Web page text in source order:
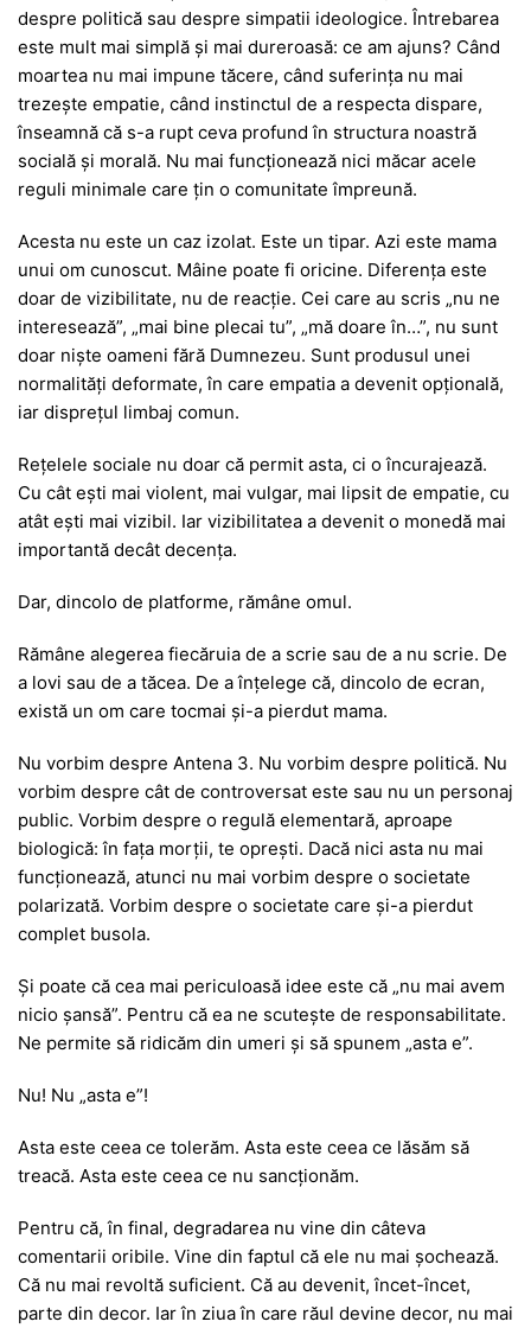
despre politică sau despre simpatii ideologice. Întrebarea
este mult mai simplă și mai dureroasă: ce am ajuns? Când
moartea nu mai impune tăcere, când suferința nu mai
trezește empatie, când instinctul de a respecta dispare,
înseamnă că s-a rupt ceva profund în structura noastră
socială și morală. Nu mai funcționează nici măcar acele
reguli minimale care țin o comunitate împreună.
Acesta nu este un caz izolat. Este un tipar. Azi este mama
unui om cunoscut. Mâine poate fi oricine. Diferența este
doar de vizibilitate, nu de reacție. Cei care au scris „nu ne
interesează”, „mai bine plecai tu”, „mă doare în…”, nu sunt
doar niște oameni fără Dumnezeu. Sunt produsul unei
normalități deformate, în care empatia a devenit opțională,
iar disprețul limbaj comun.
Rețelele sociale nu doar că permit asta, ci o încurajează.
Cu cât ești mai violent, mai vulgar, mai lipsit de empatie, cu
atât ești mai vizibil. Iar vizibilitatea a devenit o monedă mai
importantă decât decența.
Dar, dincolo de platforme, rămâne omul.
Rămâne alegerea fiecăruia de a scrie sau de a nu scrie. De
a lovi sau de a tăcea. De a înțelege că, dincolo de ecran,
există un om care tocmai și-a pierdut mama.
Nu vorbim despre Antena 3. Nu vorbim despre politică. Nu
vorbim despre cât de controversat este sau nu un personaj
public. Vorbim despre o regulă elementară, aproape
biologică: în fața morții, te oprești. Dacă nici asta nu mai
funcționează, atunci nu mai vorbim despre o societate
polarizată. Vorbim despre o societate care și-a pierdut
complet busola.
Și poate că cea mai periculoasă idee este că „nu mai avem
nicio șansă”. Pentru că ea ne scutește de responsabilitate.
Ne permite să ridicăm din umeri și să spunem „asta e”.
Nu! Nu „asta e”!
Asta este ceea ce tolerăm. Asta este ceea ce lăsăm să
treacă. Asta este ceea ce nu sancționăm.
Pentru că, în final, degradarea nu vine din câteva
comentarii oribile. Vine din faptul că ele nu mai șochează.
Că nu mai revoltă suficient. Că au devenit, încet-încet,
parte din decor. Iar în ziua în care răul devine decor, nu mai